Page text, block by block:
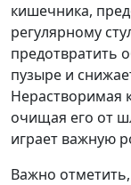
кишечника,
регулярному
предотвратить
пузыре и
Нерастворимая
очищая его от
играет важную
Важно